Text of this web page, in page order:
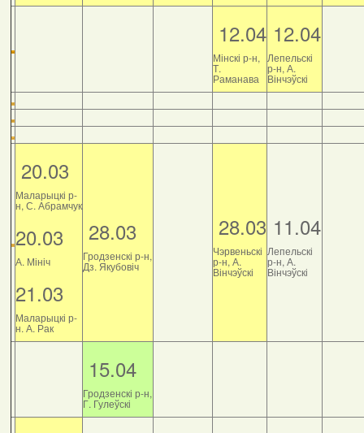
12.04
Мінскі р-н,
Т.
Раманава
12.04
Лепельскі
р-н, А.
Вінчэўскі
20.03
Маларыцкі р-
н, С. Абрамчук
20.03
А. Мініч
21.03
Маларыцкі р-
н. А. Рак
28.03
Гродзенскі р-н,
Дз. Якубовіч
28.03
Чэрвеньскі
р-н, А.
Вінчэўскі
11.04
Лепельскі
р-н, А.
Вінчэўскі
15.04
Гродзенскі р-н,
Г. Гулеўскі